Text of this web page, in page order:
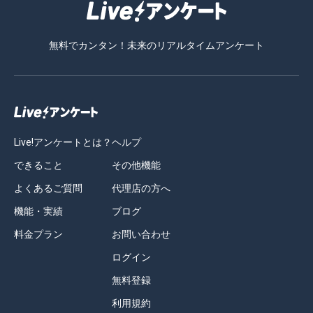
無料でカンタン！未来のリアルタイムアンケート
Live!アンケートとは？
できること
よくあるご質問
機能・実績
料金プラン
ヘルプ
その他機能
代理店の方へ
ブログ
お問い合わせ
ログイン
無料登録
利用規約